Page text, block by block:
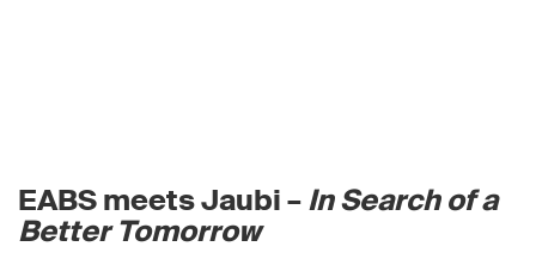
EABS meets Jaubi –In Search of a
Better Tomorrow